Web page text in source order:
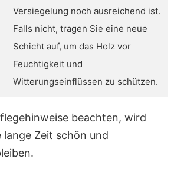
Versiegelung noch ausreichend ist.
Falls nicht, tragen Sie eine neue
Schicht auf, um das Holz vor
Feuchtigkeit und
Witterungseinflüssen zu schützen.
beachten, wird
lange Zeit schön und